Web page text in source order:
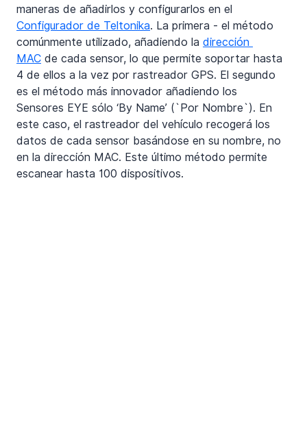
maneras de añadirlos y configurarlos en el
Configurador de Teltonika. La primera - el método
comúnmente utilizado, añadiendo la dirección
MAC de cada sensor, lo que permite soportar hasta
4 de ellos a la vez por rastreador GPS. El segundo
es el método más innovador añadiendo los
Sensores EYE sólo ‘By Name’ (`Por Nombre`). En
este caso, el rastreador del vehículo recogerá los
datos de cada sensor basándose en su nombre, no
en la dirección MAC. Este último método permite
escanear hasta 100 dispositivos.